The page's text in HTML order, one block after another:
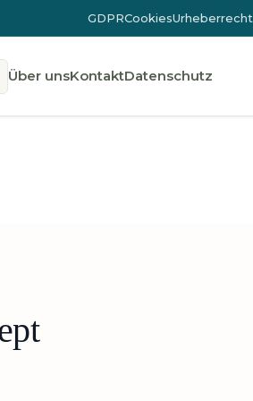
GDPRCookiesUrheberrecht
Über unsKontaktDatenschutz